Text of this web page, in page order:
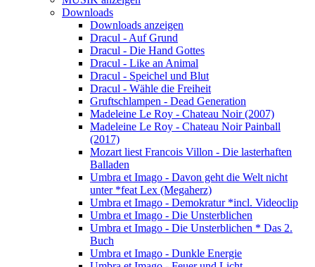
Downloads
Downloads anzeigen
Dracul - Auf Grund
Dracul - Die Hand Gottes
Dracul - Like an Animal
Dracul - Speichel und Blut
Dracul - Wähle die Freiheit
Gruftschlampen - Dead Generation
Madeleine Le Roy - Chateau Noir (2007)
Madeleine Le Roy - Chateau Noir Painball
(2017)
Mozart liest Francois Villon - Die lasterhaften
Balladen
Umbra et Imago - Davon geht die Welt nicht
unter *feat Lex (Megaherz)
Umbra et Imago - Demokratur *incl. Videoclip
Umbra et Imago - Die Unsterblichen
Umbra et Imago - Die Unsterblichen * Das 2.
Buch
Umbra et Imago - Dunkle Energie